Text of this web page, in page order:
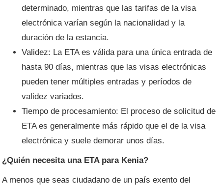
determinado, mientras que las tarifas de la visa
electrónica varían según la nacionalidad y la
duración de la estancia.
Validez: La ETA es válida para una única entrada de
hasta 90 días, mientras que las visas electrónicas
pueden tener múltiples entradas y períodos de
validez variados.
Tiempo de procesamiento: El proceso de solicitud de
ETA es generalmente más rápido que el de la visa
electrónica y suele demorar unos días.
¿Quién necesita una ETA para Kenia?
A menos que seas ciudadano de un país exento del